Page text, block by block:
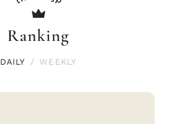
Ranking
DAILY / WEEKLY